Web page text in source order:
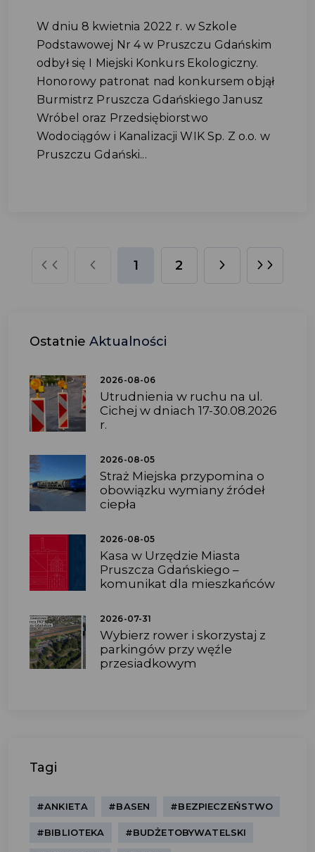
W dniu 8 kwietnia 2022 r. w Szkole
Podstawowej Nr 4 w Pruszczu Gdańskim
odbył się I Miejski Konkurs Ekologiczny.
Honorowy patronat nad konkursem objął
Burmistrz Pruszcza Gdańskiego Janusz
Wróbel oraz Przedsiębiorstwo
Wodociągów i Kanalizacji WIK Sp. Z o.o. w
Pruszczu Gdański...
1 2
Ostatnie Aktualności
2026-08-06
Utrudnienia w ruchu na ul.
Cichej w dniach 17-30.08.2026
r.
2026-08-05
Straż Miejska przypomina o
obowiązku wymiany źródeł
ciepła
2026-08-05
Kasa w Urzędzie Miasta
Pruszcza Gdańskiego –
komunikat dla mieszkańców
2026-07-31
Wybierz rower i skorzystaj z
parkingów przy węźle
przesiadkowym
Tagi
#ANKIETA #BASEN #BEZPIECZEŃSTWO
#BIBLIOTEKA #BUDŻETOBYWATELSKI